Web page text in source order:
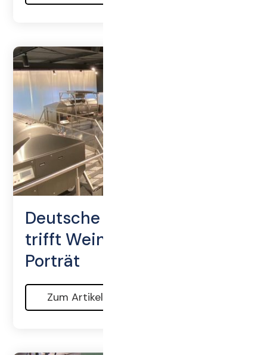
Deutsche Ingenieurskunst
trifft Weinbau: Willmes im
Porträt
Zum Artikel